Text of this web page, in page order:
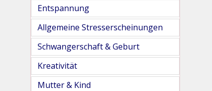
Entspannung
Allgemeine Stresserscheinungen
Schwangerschaft & Geburt
Kreativität
Mutter & Kind